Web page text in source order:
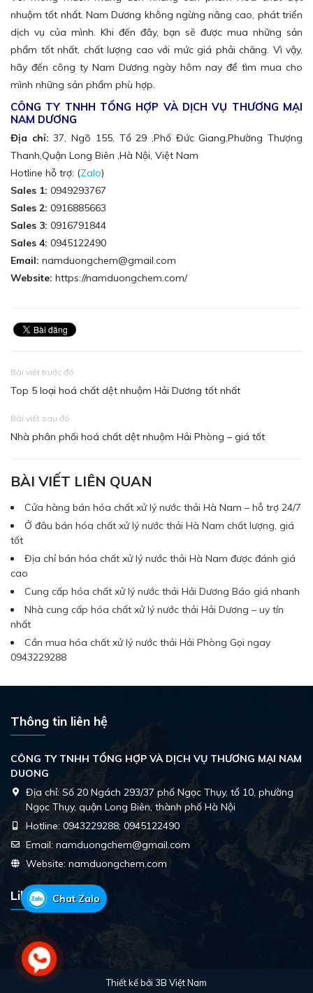
nhuộm tốt nhất. Nam Dương không ngừng nâng cao, phát triển
dịch vụ của mình. Khi đến đây, bạn sẽ được mua những sản
phẩm tốt nhất, chất lượng cao với mức giá phải chăng. Vì vậy,
hãy đến công ty Nam Dương ngày hôm nay để tìm mua cho
mình những sản phẩm phù hợp.
CÔNG TY TNHH TỔNG HỢP VÀ DỊCH VỤ THƯƠNG MẠI
NAM DƯƠNG
Địa chỉ: 37, Ngõ 155, Tổ 29 ,Phố Đức Giang,Phường Thượng
Thanh,Quận Long Biên ,Hà Nội, Việt Nam
Hotline hỗ trợ: (Zalo)
Sales 1: 0949293767
Sales 2: 0916885663
Sales 3: 0916791844
Sales 4: 0945122490
Email: namduongchem@gmail.com
Website: https://namduongchem.com/
Bài viết trước đó
Top 5 loại hoá chất dệt nhuộm Hải Dương tốt nhất
Bài viết sau đó
Nhà phân phối hoá chất dệt nhuộm Hải Phòng – giá tốt
BÀI VIẾT LIÊN QUAN
Cửa hàng bán hóa chất xử lý nước thải Hà Nam – hỗ trợ 24/7
Ở đâu bán hóa chất xử lý nước thải Hà Nam chất lượng, giá
tốt
Địa chỉ bán hóa chất xử lý nước thải Hà Nam được đánh giá
cao
Cung cấp hóa chất xử lý nước thải Hải Dương Báo giá nhanh
Nhà cung cấp hóa chất xử lý nước thải Hải Dương – uy tín
nhất
Cần mua hóa chất xử lý nước thải Hải Phòng Gọi ngay
0943229288
Thông tin liên hệ
CÔNG TY TNHH TỔNG HỢP VÀ DỊCH VỤ THƯƠNG MẠI NAM
DUONG
Địa chỉ: Số 20 Ngách 293/37 phố Ngọc Thụy, tổ 10, phường
Ngọc Thụy, quận Long Biên, thành phố Hà Nội
Hotline: 0943229288; 0945122490
Email: namduongchem@gmail.com
Website: namduongchem.com
Like Facebook
Thiết kế bởi 3B Việt Nam
Chat Zalo